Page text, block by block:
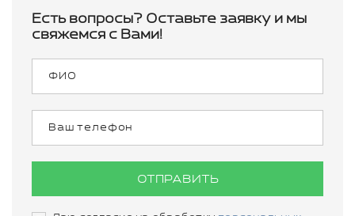
Есть вопросы? Оставьте заявку и мы
свяжемся с Вами!
ОТПРАВИТЬ